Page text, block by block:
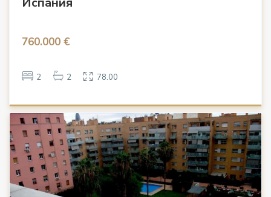
760.000 €
2 2 78.00